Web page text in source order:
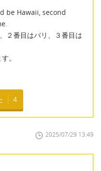
be Hawaii, second
２番目はパリ、３番目は
。
4
2025/07/29 13:49